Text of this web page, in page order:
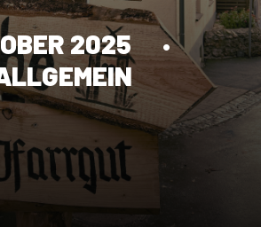
2025
•